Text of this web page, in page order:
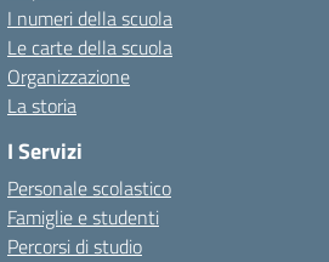
I numeri della scuola
Le carte della scuola
Organizzazione
La storia
I Servizi
Personale scolastico
Famiglie e studenti
Percorsi di studio